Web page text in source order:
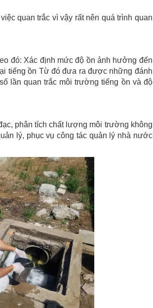
quan trắc vì vậy rất nên quá trình quan
đó: Xác định mức độ ồn ảnh hưởng đến
tiếng ồn Từ đó đưa ra được những đánh
lần quan trắc môi trường tiếng ồn và độ
phân tích chất lượng môi trường không
lý, phục vụ công tác quản lý nhà nước